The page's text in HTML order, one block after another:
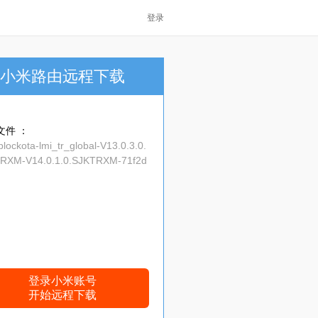
登录
小米路由远程下载
件 ：
lmi_tr_global-V13.0.3.0.
V14.0.1.0.SJKTRXM-71f2d
登录小米账号
开始远程下载